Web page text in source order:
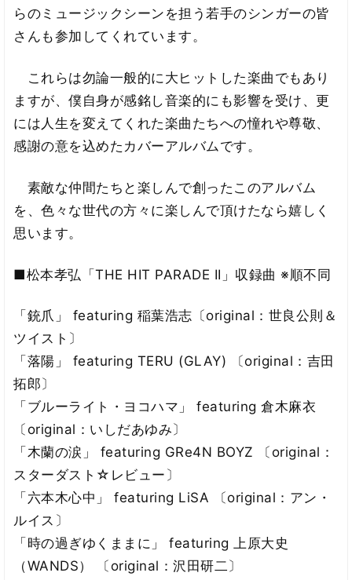
らのミュージックシーンを担う若手のシンガーの皆
さんも参加してくれています。
これらは勿論一般的に大ヒットした楽曲でもあり
ますが、僕自身が感銘し音楽的にも影響を受け、更
には人生を変えてくれた楽曲たちへの憧れや尊敬、
感謝の意を込めたカバーアルバムです。
素敵な仲間たちと楽しんで創ったこのアルバム
を、色々な世代の方々に楽しんで頂けたなら嬉しく
思います。
■松本孝弘「THE HIT PARADE II」収録曲 ※順不同
「銃爪」 featuring 稲葉浩志〔original：世良公則＆
ツイスト〕
「落陽」 featuring TERU (GLAY) 〔original：吉田
拓郎〕
「ブルーライト・ヨコハマ」 featuring 倉木麻衣
〔original：いしだあゆみ〕
「木蘭の涙」 featuring GRe4N BOYZ 〔original：
スターダスト☆レビュー〕
「六本木心中」 featuring LiSA 〔original：アン・
ルイス〕
「時の過ぎゆくままに」 featuring 上原大史
（WANDS） 〔original：沢田研二〕